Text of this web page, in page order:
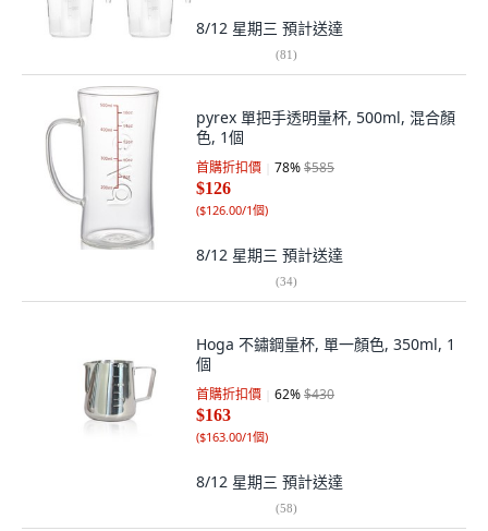
8/12 星期三 預計送達
(81)
pyrex 單把手透明量杯, 500ml, 混合顏
色, 1個
首購折扣價 78%$585
$126
($126.00/1個)
8/12 星期三 預計送達
(34)
Hoga 不鏽鋼量杯, 單一顏色, 350ml, 1
個
首購折扣價 62%$430
$163
($163.00/1個)
8/12 星期三 預計送達
(58)